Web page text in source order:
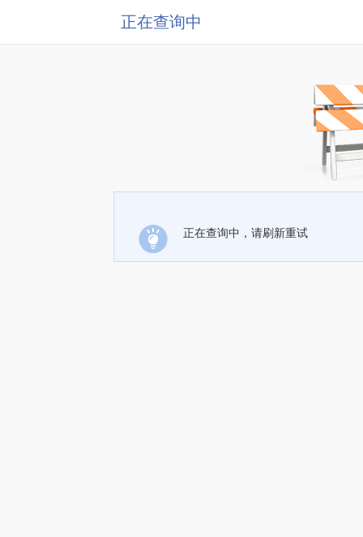
正在查询中
正在查询中，请刷新重试